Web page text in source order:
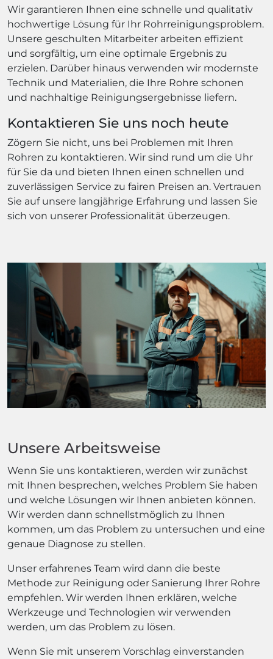
Wir garantieren Ihnen eine schnelle und qualitativ
hochwertige Lösung für Ihr Rohrreinigungsproblem.
Unsere geschulten Mitarbeiter arbeiten effizient
und sorgfältig, um eine optimale Ergebnis zu
erzielen. Darüber hinaus verwenden wir modernste
Technik und Materialien, die Ihre Rohre schonen
und nachhaltige Reinigungsergebnisse liefern.
Kontaktieren Sie uns noch heute
Zögern Sie nicht, uns bei Problemen mit Ihren
Rohren zu kontaktieren. Wir sind rund um die Uhr
für Sie da und bieten Ihnen einen schnellen und
zuverlässigen Service zu fairen Preisen an. Vertrauen
Sie auf unsere langjährige Erfahrung und lassen Sie
sich von unserer Professionalität überzeugen.
Unsere Arbeitsweise
Wenn Sie uns kontaktieren, werden wir zunächst
mit Ihnen besprechen, welches Problem Sie haben
und welche Lösungen wir Ihnen anbieten können.
Wir werden dann schnellstmöglich zu Ihnen
kommen, um das Problem zu untersuchen und eine
genaue Diagnose zu stellen.
Unser erfahrenes Team wird dann die beste
Methode zur Reinigung oder Sanierung Ihrer Rohre
empfehlen. Wir werden Ihnen erklären, welche
Werkzeuge und Technologien wir verwenden
werden, um das Problem zu lösen.
Wenn Sie mit unserem Vorschlag einverstanden